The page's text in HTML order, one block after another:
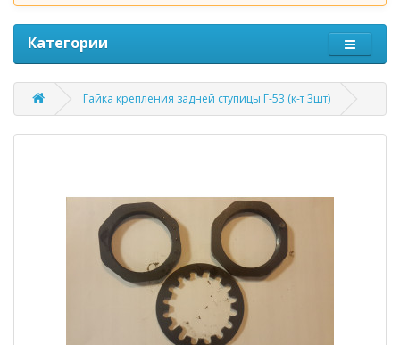
Категории
Гайка крепления задней ступицы Г-53 (к-т 3шт)